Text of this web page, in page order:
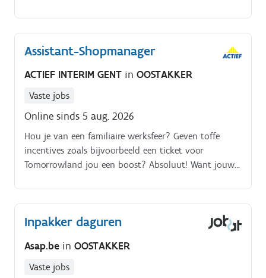
Assistant-Shopmanager
ACTIEF INTERIM GENT in OOSTAKKER
Vaste jobs
Online sinds 5 aug. 2026
Hou je van een familiaire werksfeer? Geven toffe
incentives zoals bijvoorbeeld een ticket voor
Tomorrowland jou een boost? Absoluut! Want jouw
Inpakker daguren
Asap.be in OOSTAKKER
Vaste jobs